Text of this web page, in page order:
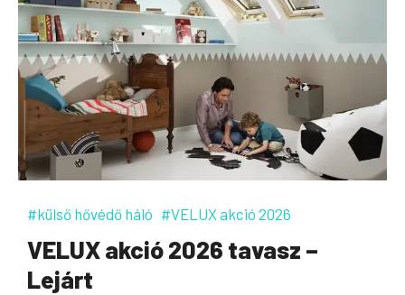
#külső hővédő háló #VELUX akció 2026
VELUX akció 2026 tavasz –
Lejárt